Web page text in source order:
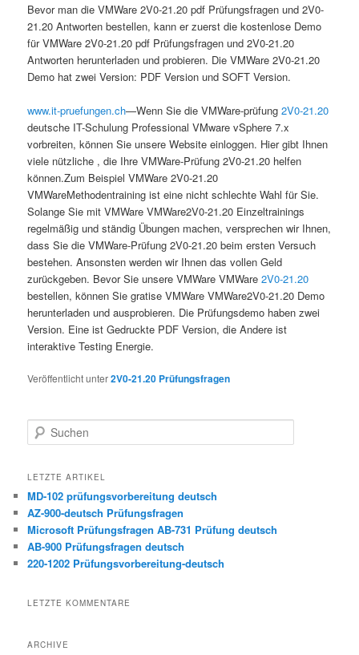
Bevor man die VMWare 2V0-21.20 pdf Prüfungsfragen und 2V0-
21.20 Antworten bestellen, kann er zuerst die kostenlose Demo
für VMWare 2V0-21.20 pdf Prüfungsfragen und 2V0-21.20
Antworten herunterladen und probieren. Die VMWare 2V0-21.20
Demo hat zwei Version: PDF Version und SOFT Version.
www.it-pruefungen.ch—Wenn Sie die VMWare-prüfung2V0-21.20
deutsche IT-Schulung Professional VMware vSphere 7.x
vorbreiten, können Sie unsere Website einloggen. Hier gibt Ihnen
viele nützliche , die Ihre VMWare-Prüfung 2V0-21.20 helfen
können.Zum Beispiel VMWare 2V0-21.20
VMWareMethodentraining ist eine nicht schlechte Wahl für Sie.
Solange Sie mit VMWare VMWare2V0-21.20 Einzeltrainings
regelmäßig und ständig Übungen machen, versprechen wir Ihnen,
dass Sie die VMWare-Prüfung 2V0-21.20 beim ersten Versuch
bestehen. Ansonsten werden wir Ihnen das vollen Geld
zurückgeben. Bevor Sie unsere VMWare VMWare2V0-21.20
bestellen, können Sie gratise VMWare VMWare2V0-21.20 Demo
herunterladen und ausprobieren. Die Prüfungsdemo haben zwei
Version. Eine ist Gedruckte PDF Version, die Andere ist
interaktive Testing Energie.
Veröffentlicht unter2V0-21.20 Prüfungsfragen
Suchen
LETZTE ARTIKEL
MD-102 prüfungsvorbereitung deutsch
AZ-900-deutsch Prüfungsfragen
Microsoft Prüfungsfragen AB-731 Prüfung deutsch
AB-900 Prüfungsfragen deutsch
220-1202 Prüfungsvorbereitung-deutsch
LETZTE KOMMENTARE
ARCHIVE